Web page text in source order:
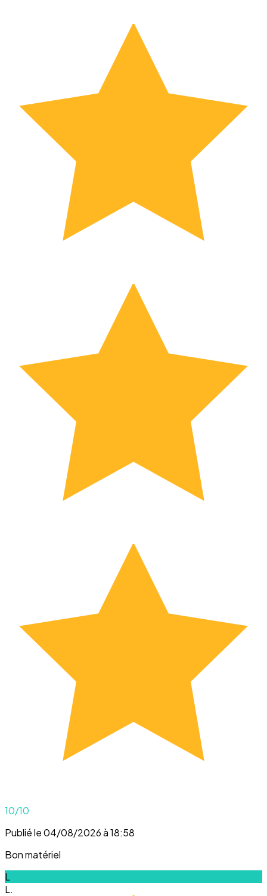
10/10
Publié le 04/08/2026 à 18:58
Bon matériel
L
L.